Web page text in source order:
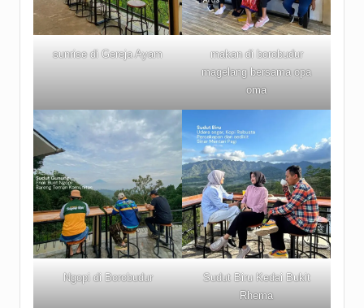
sunrise di Gereja Ayam
makan di borobudur
magelang bersama opa
oma
Ngopi di Borobudur
Sudut Biru Kedai Bukit
Rhema